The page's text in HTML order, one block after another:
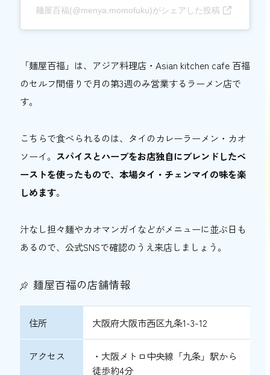
麺屋百福(@menya.momofuku)がシェアした投稿
「麺屋百福」は、アジア料理店・Asian kitchen cafe 百福
のセルフ間借りで月の第3週のみ営業するラーメン店で
す。
こちらで食べられるのは、タイのカレーラーメン・カオ
ソーイ。 スパイスとハーブをお店独自にブレンドしたペ
ーストを使ったもので、本場タイ・チェンマイの味を楽
しめます。
汁なし担々麺やカオマンガイなどがメニューに並ぶ日も
あるので、公式SNSで確認のうえ来店しましょう。
麺屋百福の店舗情報
住所 大阪府大阪市西区九条1-3-12
アクセス
・大阪メトロ中央線「九条」駅から
徒歩約4分